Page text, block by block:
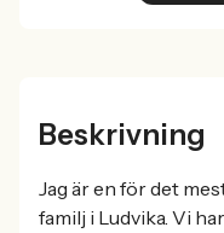
Beskrivning
Jag är en för det
familj i Ludvika. Vi